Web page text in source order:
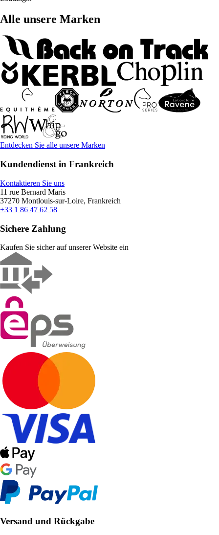
Alle unsere Marken
Entdecken Sie alle unsere Marken
Kundendienst in Frankreich
Kontaktieren Sie uns
11 rue Bernard Maris
37270 Montlouis-sur-Loire, Frankreich
+33 1 86 47 62 58
Sichere Zahlung
Kaufen Sie sicher auf unserer Website ein
Versand und Rückgabe